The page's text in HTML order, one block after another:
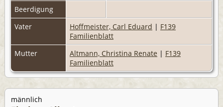
Beerdigung
Vater
Hoffmeister, Carl Eduard | F139
Familienblatt
Mutter
Altmann, Christina Renate | F139
Familienblatt
männlich